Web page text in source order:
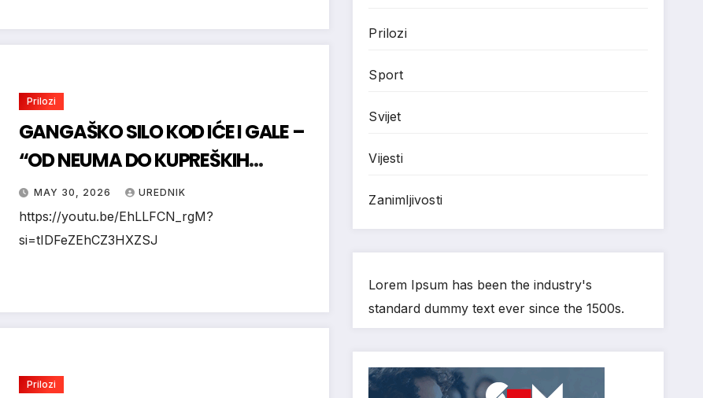
Prilozi
GANGAŠKO SILO KOD IĆE I GALE –
“OD NEUMA DO KUPREŠKIH
VRATA” 2.DIO / TOMISLAVGRAD
1997.
MAY 30, 2026 UREDNIK
https://youtu.be/EhLLFCN_rgM?
si=tIDFeZEhCZ3HXZSJ
Prilozi
Prilozi
Sport
Svijet
Vijesti
Zanimljivosti
Lorem Ipsum has been the industry's
standard dummy text ever since the 1500s.